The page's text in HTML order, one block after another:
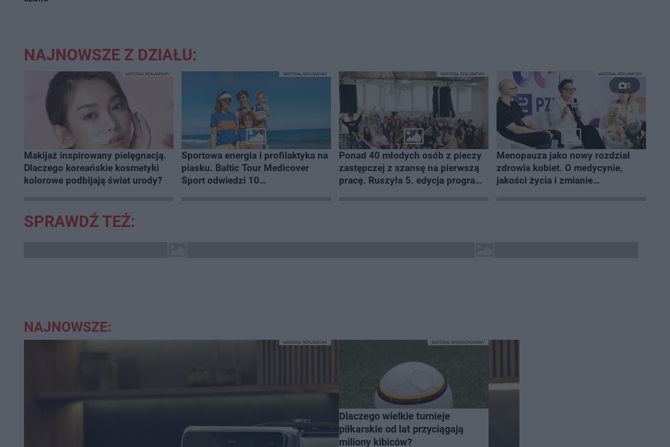
NAJNOWSZE Z DZIAŁU:
Makijaż inspirowany pielęgnacją.
Dlaczego koreańskie kosmetyki
kolorowe podbijają świat urody?
MATERIAŁ REKLAMOWY
Sportowa energia i profilaktyka na
piasku. Baltic Tour Medicover
Sport odwiedzi 10
MATERIAŁ REKLAMOWY
Ponad 40 młodych osób z pieczy
zastępczej z szansę na pierwszą
pracę. Ruszyła 5. edycja programu
MATERIAŁ REKLAMOWY
5
Menopauza jako nowy rozdział
zdrowia kobiet. O medycynie,
jakości życia i zmianie
MATERIAŁ REKLAMOWY
SPRAWDŹ TEŻ:
NAJNOWSZE:
MATERIAŁ REKLAMOWY
Dlaczego wielkie turnieje
piłkarskie od lat przyciągają
miliony kibiców?
MATERIAŁ SPONSOROWANY